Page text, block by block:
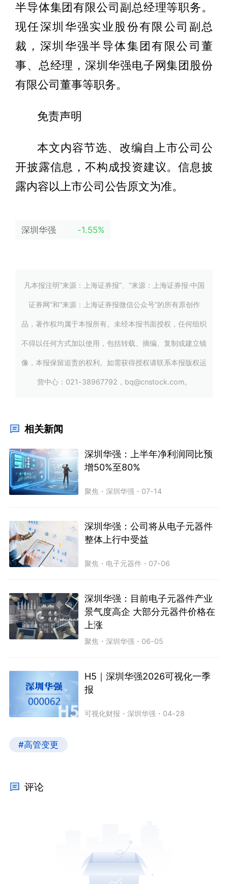
半导体集团有限公司副总经理等职务。
现任深圳华强实业股份有限公司副总
裁，深圳华强半导体集团有限公司董
事、总经理，深圳华强电子网集团股份
有限公司董事等职务。
免责声明
本文内容节选、改编自上市公司公
开披露信息，不构成投资建议。信息披
露内容以上市公司公告原文为准。
深圳华强 -1.55%
凡本报注明“来源：上海证券报”、“来源：上海证券报·中国
证券网”和“来源：上海证券报微信公众号”的所有原创作
品，著作权均属于本报所有。未经本报书面授权，任何组织
不得以任何方式加以使用，包括转载、摘编、复制或建立镜
像，本报保留追责的权利。如需获得授权请联系本报版权运
营中心：021-38967792，bq@cnstock.com。
相关新闻
深圳华强：上半年净利润同比预
增50%至80%
聚焦 ・深圳华强 ・ 07-14
深圳华强：公司将从电子元器件
整体上行中受益
聚焦 ・ 电子元器件 ・ 07-06
深圳华强：目前电子元器件产业
景气度高企 大部分元器件价格在
上涨
聚焦 ・深圳华强 ・ 06-05
H5｜深圳华强2026可视化一季
报
可视化财报 ・深圳华强 ・ 04-28
#高管变更
评论